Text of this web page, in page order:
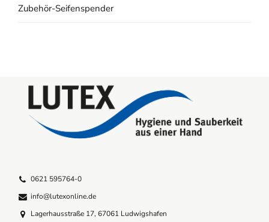
Zubehör-Seifenspender
0621 595764-0
info@lutexonline.de
Lagerhausstraße 17, 67061 Ludwigshafen